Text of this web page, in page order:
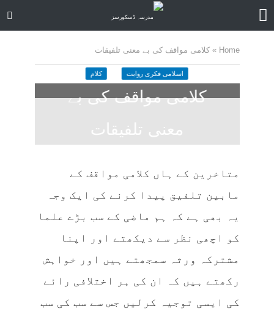
Home
»کلامی مواقف کی بے معنی تلفیقات
اسلامی فکری روایت کلام
کلامی مواقف کی بے
معنی تلفیقات
متاخرین کے ہاں کلامی مواقف کے
مابین تلفیق پیدا کرنے کی ایک وجہ
یہ بھی ہے کہ ہم ماضی کے سب بڑے علما
کو اچھی نظر سے دیکھتے اور اپنا
مشترکہ ورثہ سمجھتے ہیں اور خواہش
رکھتے ہیں کہ ان کی ہر اختلافی رائے
کی ایسی توجیہ کرلیں جس سے سب کی سب